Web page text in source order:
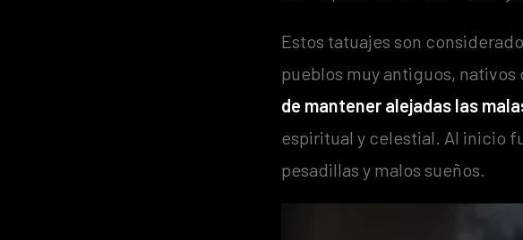
Estos tatuajes son
pueblos muy antiguos, nativos
de mantener alejadas las
espiritual y celestial. Al inicio
pesadillas y malos sueños.